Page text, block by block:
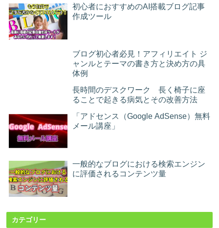
初心者におすすめのAI搭載ブログ記事
作成ツール
ブログ初心者必見！アフィリエイト ジ
ャンルとテーマの書き方と決め方の具
体例
長時間のデスクワーク 長く椅子に座
ることで起きる病気とその改善方法
「アドセンス（Google AdSense）無料
メール講座」
一般的なブログにおける検索エンジン
に評価されるコンテンツ量
カテゴリー